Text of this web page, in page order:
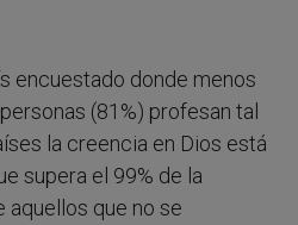
encuestado donde menos
(81%) profesan tal
la creencia en Dios está
supera el 99% de la
aquellos que no se